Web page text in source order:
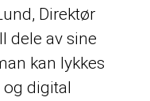
Direktør
dele av sine
kan lykkes
digital